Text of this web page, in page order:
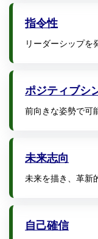
指令性
リーダーシップを
ポジティブシ
前向きな姿勢で可
未来志向
未来を描き、革新
自己確信